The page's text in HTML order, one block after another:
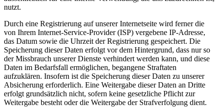
nutzt.
Durch eine Registrierung auf unserer Internetseite wird ferner die
von Ihrem Internet-Service-Provider (ISP) vergebene IP-Adresse,
das Datum sowie die Uhrzeit der Registrierung gespeichert. Die
Speicherung dieser Daten erfolgt vor dem Hintergrund, dass nur so
der Missbrauch unserer Dienste verhindert werden kann, und diese
Daten im Bedarfsfall ermöglichen, begangene Straftaten
aufzuklären. Insofern ist die Speicherung dieser Daten zu unserer
Absicherung erforderlich. Eine Weitergabe dieser Daten an Dritte
erfolgt grundsätzlich nicht, sofern keine gesetzliche Pflicht zur
Weitergabe besteht oder die Weitergabe der Strafverfolgung dient.